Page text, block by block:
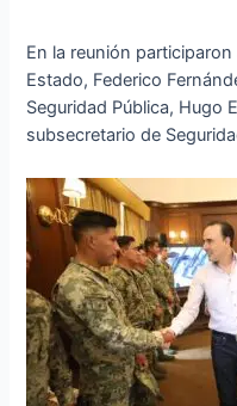
En la reunión
Estado, Federico
Seguridad Pública, Hugo
subsecretario de